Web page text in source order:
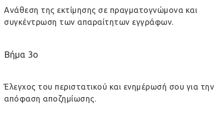
Ανάθεση της εκτίμησης σε πραγματογνώμονα και
συγκέντρωση των απαραίτητων εγγράφων.
Βήμα 3ο
Έλεγχος του περιστατικού και ενημέρωσή σου για την
απόφαση αποζημίωσης.